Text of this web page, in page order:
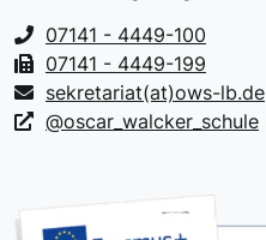
07141 - 4449-100
07141 - 4449-199
sekretariat(at)ows-lb.de
@oscar_walcker_schule